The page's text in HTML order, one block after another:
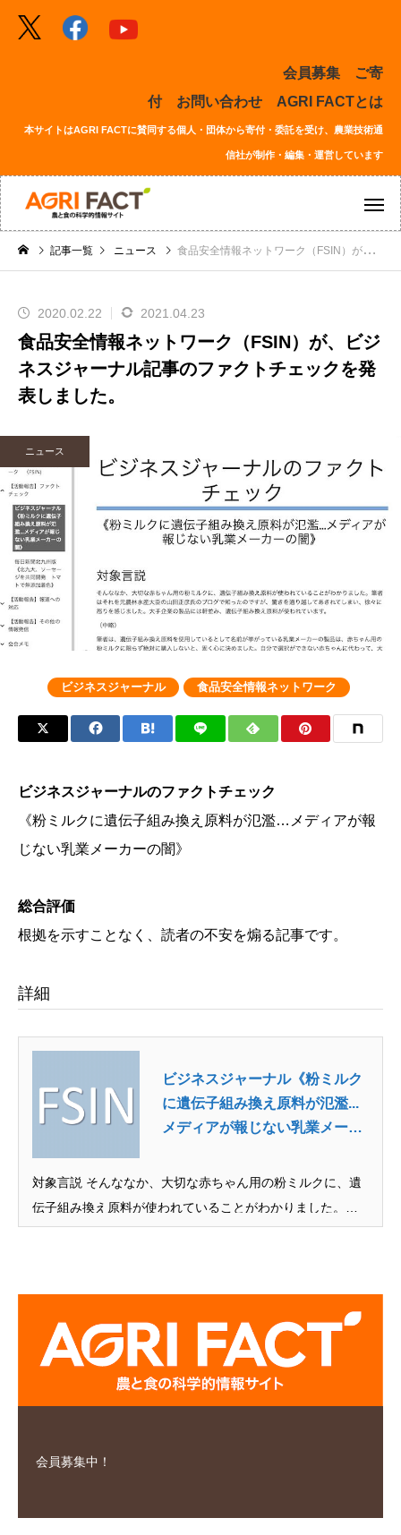
会員募集
ご寄
付
お問い合わせ AGRI FACTとは
本サイトはAGRI FACTに賛同する個人・団体から寄付・委託を受け、農業技術通
信社が制作・編集・運営しています
記事一覧 ニュース 食品安全情報ネットワーク（FSIN）が、ビジネスジャーナル記事のファクトチェックを発表しました。
2020.02.22 2021.04.23
食品安全情報ネットワーク（FSIN）が、ビジ
ネスジャーナル記事のファクトチェックを発
表しました。
ニュース
ビジネスジャーナル 食品安全情報ネットワーク
ビジネスジャーナルのファクトチェック
《粉ミルクに遺伝子組み換え原料が氾濫…メディアが報
じない乳業メーカーの闇》
総合評価
根拠を示すことなく、読者の不安を煽る記事です。
詳細
ビジネスジャーナル《粉ミルク
に遺伝子組み換え原料が氾濫...
メディアが報じない乳業メーカ
対象言説 そんななか、大切な赤ちゃん用の粉ミルクに、遺
伝子組み換え原料が使われていることがわかりました。筆
え原料を使用しているとして名前が挙がっている乳業メー
カーの製品は、赤ちゃん用の粉ミルクに限らず絶対に購入
しないと、固く心に決めました。自分で選択ができない赤
ちゃんに代わって、大人たちはもっと怒るべきではないで
会員募集中！